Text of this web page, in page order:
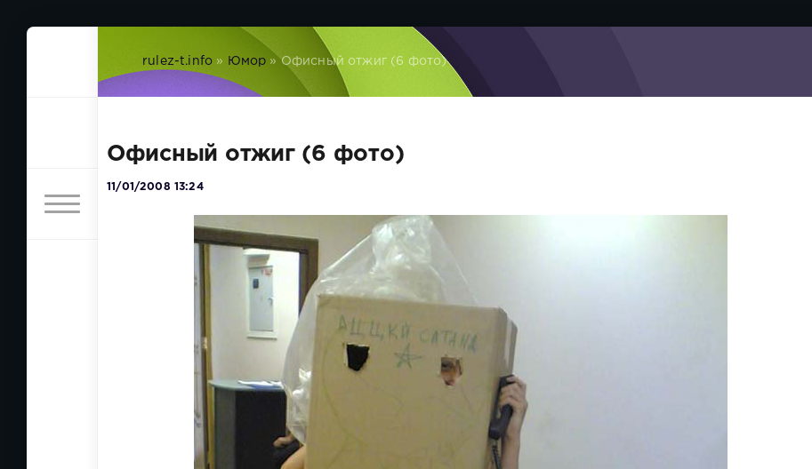
rulez-t.info » Юмор » Офисный отжиг (6 фото)
Офисный отжиг (6 фото)
11/01/2008 13:24